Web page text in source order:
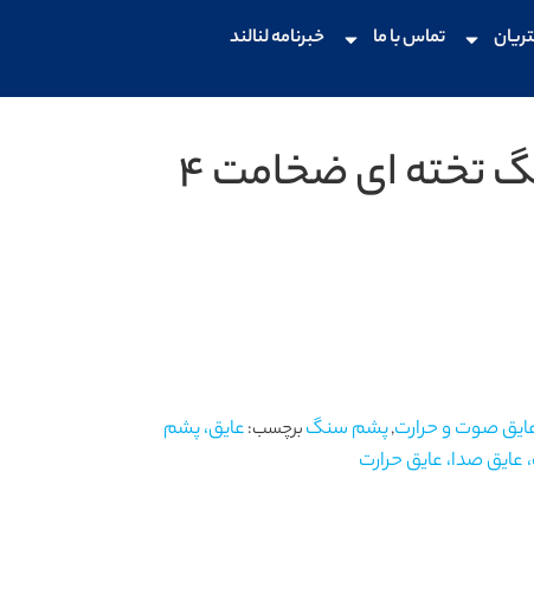
تماس با ما خبرنامه لنالند
عایق پشم سنگ تخته ای ضخامت 4
صوت و حرارت,پشم سنگبرچسب:عایق، پشم
صدا، عایق حرارت